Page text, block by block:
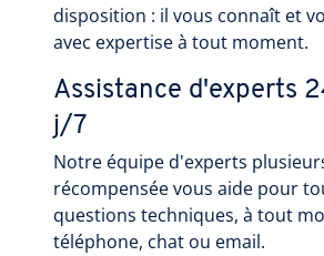
disposition : il vous connaît et
avec expertise à tout moment.
Assistance d'experts
j/7
Notre équipe d'experts
récompensée vous aide pour
questions techniques, à tout
téléphone, chat ou email.